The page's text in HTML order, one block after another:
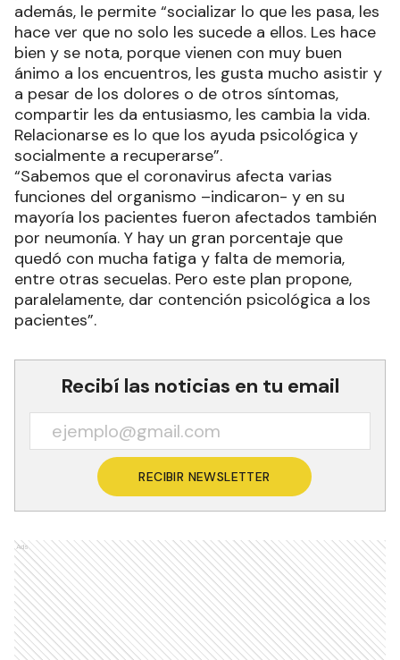
además, le permite “socializar lo que les pasa, les
hace ver que no solo les sucede a ellos. Les hace
bien y se nota, porque vienen con muy buen
ánimo a los encuentros, les gusta mucho asistir y
a pesar de los dolores o de otros síntomas,
compartir les da entusiasmo, les cambia la vida.
Relacionarse es lo que los ayuda psicológica y
socialmente a recuperarse”.
“Sabemos que el coronavirus afecta varias
funciones del organismo –indicaron- y en su
mayoría los pacientes fueron afectados también
por neumonía. Y hay un gran porcentaje que
quedó con mucha fatiga y falta de memoria,
entre otras secuelas. Pero este plan propone,
paralelamente, dar contención psicológica a los
pacientes”.
Recibí las noticias en tu email
RECIBIR NEWSLETTER
Ads